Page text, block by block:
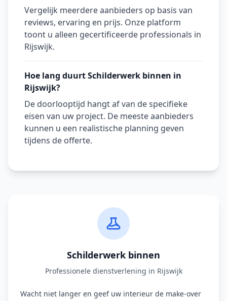
Vergelijk meerdere aanbieders op basis van
reviews, ervaring en prijs. Onze platform
toont u alleen gecertificeerde professionals in
Rijswijk.
Hoe lang duurt Schilderwerk binnen in
Rijswijk?
De doorlooptijd hangt af van de specifieke
eisen van uw project. De meeste aanbieders
kunnen u een realistische planning geven
tijdens de offerte.
Schilderwerk binnen
Professionele dienstverlening in Rijswijk
Wacht niet langer en geef uw interieur de make-over